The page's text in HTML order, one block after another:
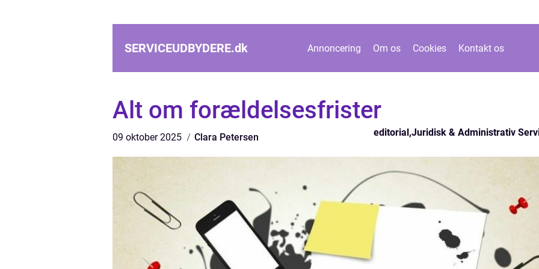
SERVICEUDBYDERE.dk Annoncering Om os Cookies Kontakt os
Alt om forældelsesfrister
09 oktober 2025 Clara Petersen editorial,Juridisk & Administrativ